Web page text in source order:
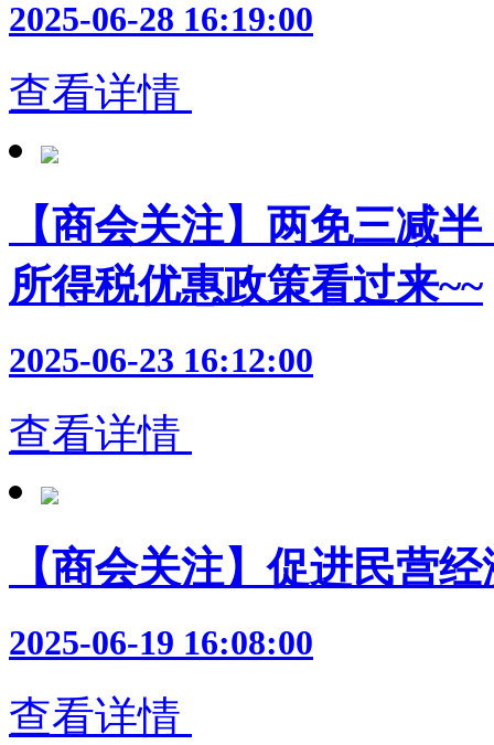
2025-06-28 16:19:00
查看详情
【商会关注】两免三减
所得税优惠政策看过来~~
2025-06-23 16:12:00
查看详情
【商会关注】促进民营
2025-06-19 16:08:00
查看详情